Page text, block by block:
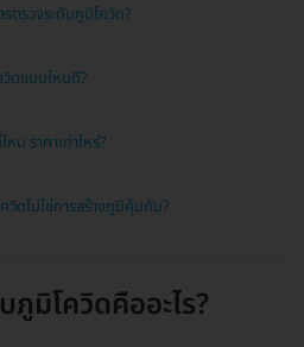
รตรวจระดับภูมิโควิด?
วิดแบบไหนดี?
น ราคาเท่าไหร่?
วิดไม่ใช่การสร้างภูมิคุ้มกัน?
ภูมิโควิดคืออะไร?